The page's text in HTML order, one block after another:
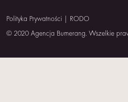
Polityka Prywatności | RODO
© 2020 Agencja Bumerang. Wszelkie